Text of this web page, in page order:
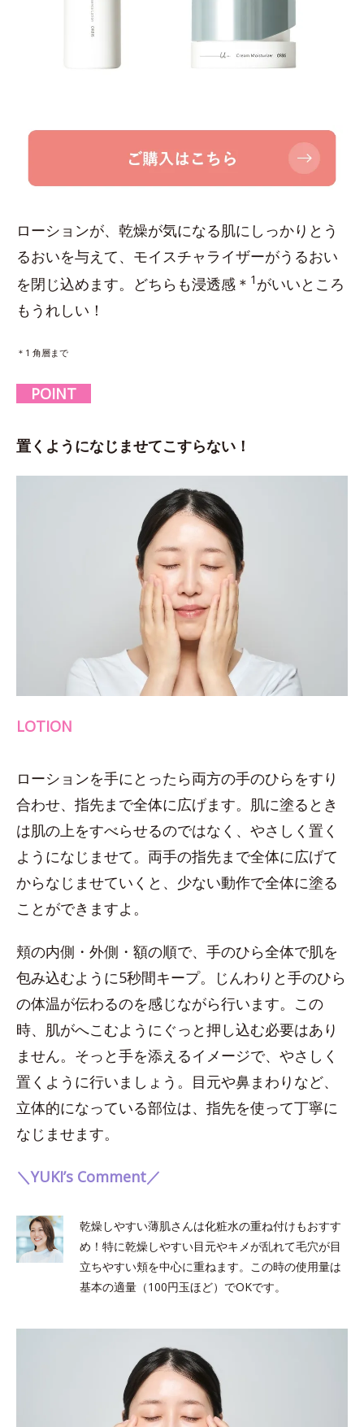
ローションが、乾燥が気になる肌にしっかりとう
るおいを与えて、モイスチャライザーがうるおい
を閉じ込めます。どちらも浸透感＊ 1 がいいところ
もうれしい！
＊1 角層まで
POINT
置くようになじませてこすらない！
LOTION
ローションを手にとったら両方の手のひらをすり
合わせ、指先まで全体に広げます。肌に塗るとき
は肌の上をすべらせるのではなく、やさしく置く
ようになじませて。両手の指先まで全体に広げて
からなじませていくと、少ない動作で全体に塗る
ことができますよ。
頬の内側・外側・額の順で、手のひら全体で肌を
包み込むように5秒間キープ。じんわりと手のひら
の体温が伝わるのを感じながら行います。この
時、肌がへこむようにぐっと押し込む必要はあり
ません。そっと手を添えるイメージで、やさしく
置くように行いましょう。目元や鼻まわりなど、
立体的になっている部位は、指先を使って丁寧に
なじませます。
＼YUKI’s Comment／
乾燥しやすい薄肌さんは化粧水の重ね付けもおすす
め！特に乾燥しやすい目元やキメが乱れて毛穴が目
立ちやすい頬を中心に重ねます。この時の使用量は
基本の適量（100円玉ほど）でOKです。